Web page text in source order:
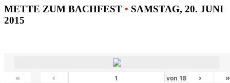
METTE ZUM BACHFEST • SAMSTAG, 20. JUNI
2015
« ‹ von 18 › »